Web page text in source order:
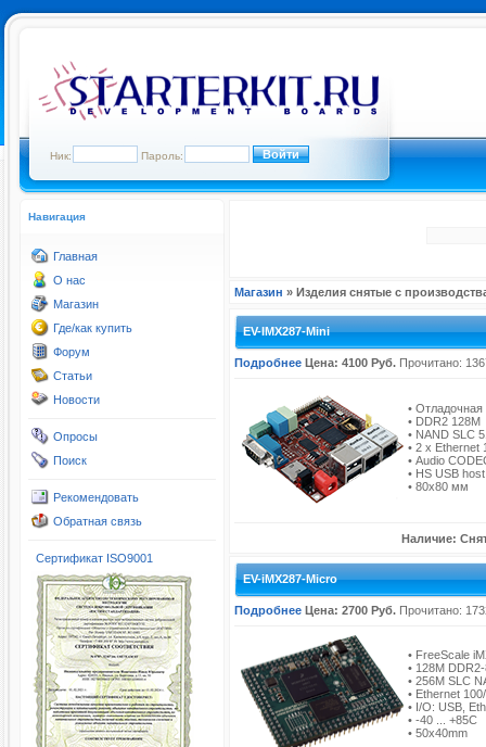
Ник: Пароль:
Навигация
Главная
О нас
Магазин
Где/как купить
Форум
Статьи
Новости
Опросы
Поиск
Рекомендовать
Обратная связь
Сертификат ISO9001
Магазин » Изделия снятые с
EV-IMX287-Mini
Подробнее Цена: 4100 Руб. Прочитано:
•
• DDR2 128M
• NAND SLC
• 2 х Ethernet
• Audio
• HS USB
• 80x80 мм
Наличие:
EV-iMX287-Micro
Подробнее Цена: 2700 Руб. Прочитано:
• FreeScale
• 128M
• 256M SLC
• Ethernet
• I/O: USB,
• -40 ... +85C
• 50x40mm